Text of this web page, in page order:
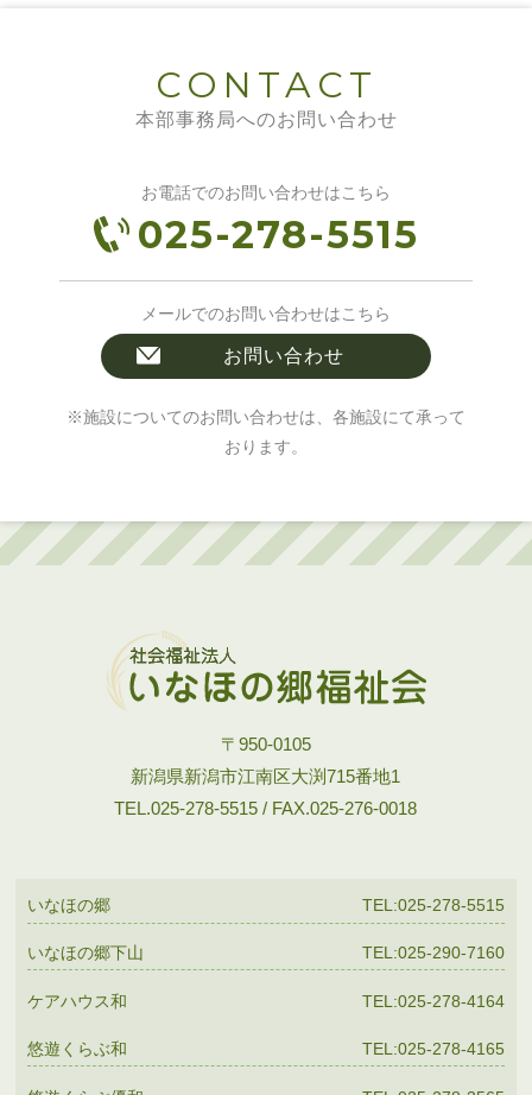
CONTACT
本部事務局へのお問い合わせ
お電話でのお問い合わせはこちら
025-278-5515
メールでのお問い合わせはこちら
お問い合わせ
※施設についてのお問い合わせは、各施設にて承って
おります。
〒950-0105
新潟県新潟市江南区大渕715番地1
TEL.025-278-5515 / FAX.025-276-0018
いなほの郷 TEL:025-278-5515
いなほの郷下山 TEL:025-290-7160
ケアハウス和 TEL:025-278-4164
悠遊くらぶ和 TEL:025-278-4165